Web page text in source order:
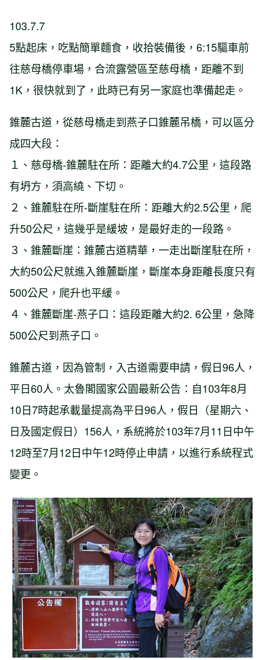
103.7.7
5點起床，吃點簡單麵食，收拾裝備後，6:15驅車前
往慈母橋停車場，合流露營區至慈母橋，距離不到
1K，很快就到了，此時已有另一家庭也準備起走。
錐麓古道，從慈母橋走到燕子口錐麓吊橋，可以區分
成四大段：
１、慈母橋-錐麓駐在所：距離大約4.7公里，這段路
有坍方，須高繞、下切。
２、錐麓駐在所-斷崖駐在所：距離大約2.5公里，爬
升50公尺，這幾乎是緩坡，是最好走的一段路。
３、錐麓斷崖：錐麓古道精華，一走出斷崖駐在所，
大約50公尺就進入錐麓斷崖，斷崖本身距離長度只有
500公尺，爬升也平緩。
４、錐麓斷崖-燕子口：這段距離大約2. 6公里，急降
500公尺到燕子口。
錐麓古道，因為管制，入古道需要申請，假日96人，
平日60人。太魯閣國家公園最新公告：自103年8月
10日7時起承載量提高為平日96人，假日（星期六、
日及國定假日）156人，系統將於103年7月11日中午
12時至7月12日中午12時停止申請，以進行系統程式
變更。